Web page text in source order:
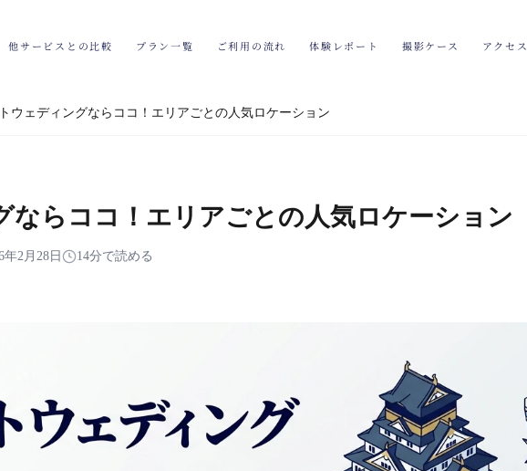
他サービスとの比較 プラン一覧 ご利用の流れ 体験レポート 撮影ケース アクセス
ウェディングならココ！エリアごとの人気ロケーション
ならココ！エリアごとの人気ロケーション
年2月28日 14分で読める